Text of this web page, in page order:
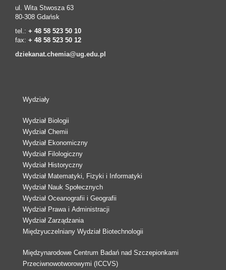
ul. Wita Stwosza 63
80-308 Gdańsk
tel.: + 48 58 523 50 10
fax: + 48 58 523 50 12
dziekanat.chemia@ug.edu.pl
Wydziały
Wydział Biologii
Wydział Chemii
Wydział Ekonomiczny
Wydział Filologiczny
Wydział Historyczny
Wydział Matematyki, Fizyki i Informatyki
Wydział Nauk Społecznych
Wydział Oceanografii i Geografii
Wydział Prawa i Administracji
Wydział Zarządzania
Międzyuczelniany Wydział Biotechnologii
Międzynarodowe Centrum Badań nad Szczepionkami
Przeciwnowotworowymi (ICCVS)